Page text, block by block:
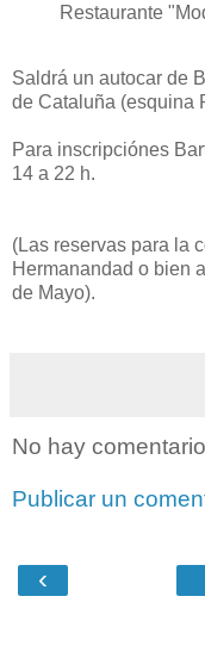
Restaurante
Saldrá un autocar de
de Cataluña (esquina
Para inscripciónes
14 a 22 h.
(Las reservas para la
Hermanandad o bien
de Mayo).
No hay
Publicar un
‹